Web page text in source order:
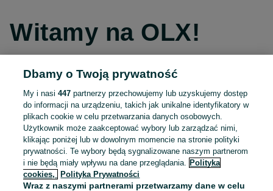
Witamy na OLX!
Kontynuuj przez Facebooka
Kontynuuj przez konto Apple
Kontynuuj przez konto Google
LUB
Dbamy o Twoją prywatność
My i nasi447 partnerzy przechowujemy lub uzyskujemy dostęp
do informacji na urządzeniu, takich jak unikalne identyfikatory w
plikach cookie w celu przetwarzania danych osobowych.
Użytkownik może zaakceptować wybory lub zarządzać nimi,
klikając poniżej lub w dowolnym momencie na stronie polityki
prywatności. Te wybory będą sygnalizowane naszym partnerom
i nie będą miały wpływu na dane przeglądania.
Polityka
cookies,
Polityka Prywatności
Wraz z naszymi partnerami przetwarzamy dane w celu